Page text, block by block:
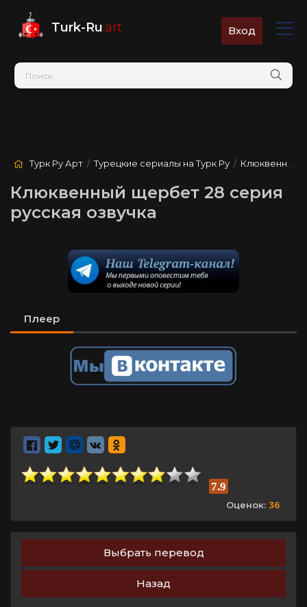
Turk-Ru.art Вход
Турк Ру Арт /Турецкие сериалы на Турк Ру / Клюквенный щербет
Клюквенный щербет 28 серия
русская озвучка
Плеер
7.9
Оценок: 36
Выбрать перевод
Назад